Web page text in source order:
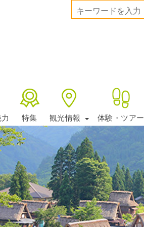
特集 観光情報 体験・ツアー